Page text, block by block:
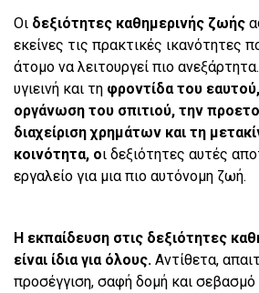
Οι δεξιότητες καθημερινής ζωής
εκείνες τις πρακτικές ικανότητες
άτομο να λειτουργεί πιο
υγιεινή και τη φροντίδα του
οργάνωση του σπιτιού, την
διαχείριση χρημάτων και τη
κοινότητα, οι δεξιότητες αυτές
εργαλείο για μια πιο αυτόνομη ζωή.
Η εκπαίδευση στις δεξιότητες
είναι ίδια για όλους. Αντίθετα,
προσέγγιση, σαφή δομή και σεβασμό